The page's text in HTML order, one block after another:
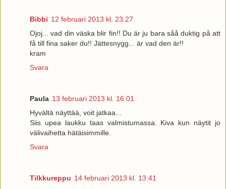
Bibbi 12 februari 2013 kl. 23:27
Ojoj... vad din väska blir fin!! Du är ju bara såå duktig på att
få till fina saker du!! Jättesnygg... är vad den är!!
kram
Svara
Paula 13 februari 2013 kl. 16:01
Hyvältä näyttää, voit jatkaa...
Siis upea laukku taas valmistumassa. Kiva kun näytit jo
välivaihetta hätäisimmille.
Svara
Tilkkureppu 14 februari 2013 kl. 13:41